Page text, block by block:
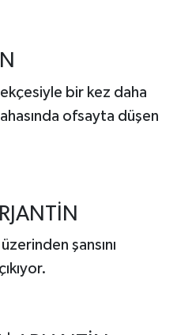
bir kez daha
ofsayta düşen
şansını